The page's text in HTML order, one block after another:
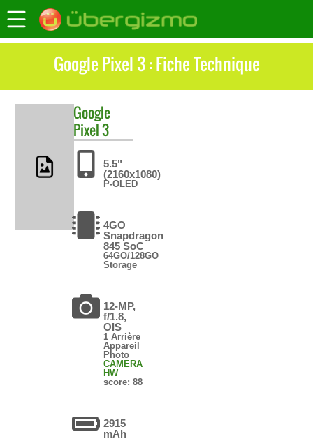
Google Pixel 3 : Fiche Technique
Google
Pixel 3
5.5"
(2160x1080)
P-OLED
4GO
Snapdragon
845 SoC
64GO/128GO
Storage
12-MP,
f/1.8,
OIS
1 Arrière
Appareil
Photo
CAMERA
HW
score: 88
2915
mAh